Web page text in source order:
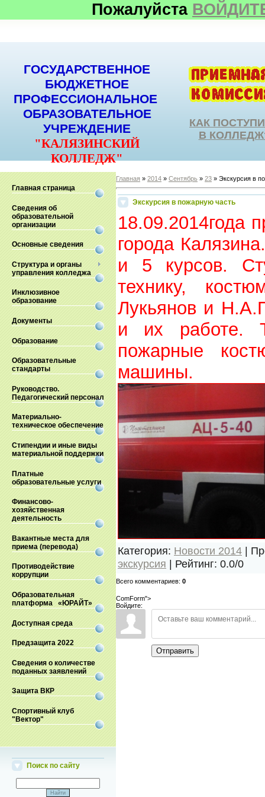
Пожалуйста
ГОСУДАРСТВЕННОЕ
БЮДЖЕТНОЕ
ПРОФЕССИОНАЛЬНОЕ
ОБРАЗОВАТЕЛЬНОЕ
УЧРЕЖДЕНИЕ
"КАЛЯЗИНСКИЙ
КОЛЛЕДЖ"
КАК
В
Главная страница
Сведения об
образовательной
организации
Основные сведения
Структура и органы
управления колледжа
Инклюзивное
образование
Документы
Образование
Образовательные
стандарты
Руководство.
Педагогический персонал
Материально-
техническое обеспечение
Стипендии и иные виды
материальной поддержки
Платные
образовательные услуги
Финансово-
хозяйственная
деятельность
Вакантные места для
приема (перевода)
Противодействие
коррупции
Образовательная
платформа «ЮРАЙТ»
Доступная среда
Предзащита 2022
Сведения о количестве
поданных заявлений
Защита ВКР
Спортивный клуб
"Вектор"
Поиск по сайту
Главная » 2014 » Сентябрь » 23 » Экскурсия в
Экскурсия в пожарную часть
18.09.2014года
города
и 5 курсов.
технику,
Лукьянов и
и их работе.
пожарные
машины.
Категория: Новости 2014 |
экскурсия | Рейтинг: 0.0/0
Всего комментариев: 0
ComForm">
Войдите:
Отправить